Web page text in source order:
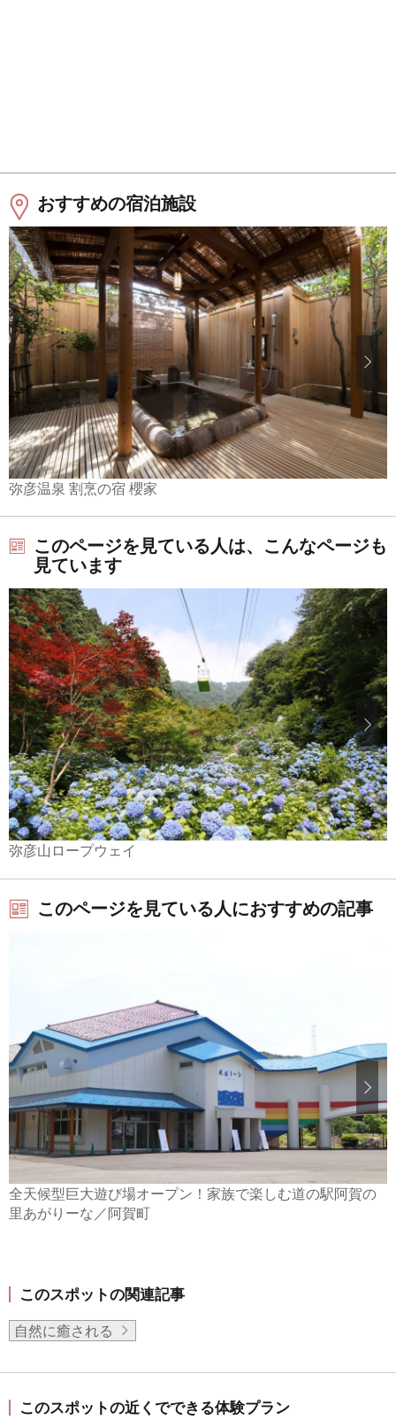
おすすめの宿泊施設
弥彦温泉 割烹の宿 櫻家
このページを見ている人は、こんなページも
見ています
弥彦山ロープウェイ
このページを見ている人におすすめの記事
全天候型巨大遊び場オープン！家族で楽しむ道の駅阿賀の
里あがりーな／阿賀町
このスポットの関連記事
自然に癒される
このスポットの近くでできる体験プラン